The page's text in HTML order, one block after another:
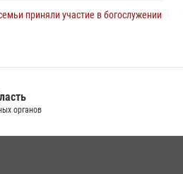
приняли участие в богослужении
органов